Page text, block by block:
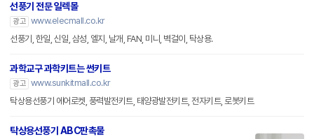
선풍기 전문 일렉몰
광고 www.elecmall.co.kr
선풍기, 한일, 신일, 삼성, 엘지, 날개, FAN, 미니, 벽걸이, 탁상용.
과학교구 과학키트는 썬키트
광고 www.sunkitmall.co.kr
탁상용선풍기 에어로켓, 풍력발전키트, 태양광발전키트, 전자키트, 로봇키트
탁상용선풍기 ABC판촉물